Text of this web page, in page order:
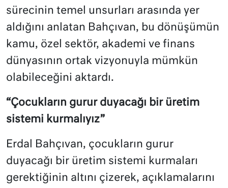
sürecinin temel unsurları arasında yer
aldığını anlatan Bahçıvan, bu dönüşümün
kamu, özel sektör, akademi ve finans
dünyasının ortak vizyonuyla mümkün
olabileceğini aktardı.
“Çocukların gurur duyacağı bir üretim
sistemi kurmalıyız”
Erdal Bahçıvan, çocukların gurur
duyacağı bir üretim sistemi kurmaları
gerektiğinin altını çizerek, açıklamalarını